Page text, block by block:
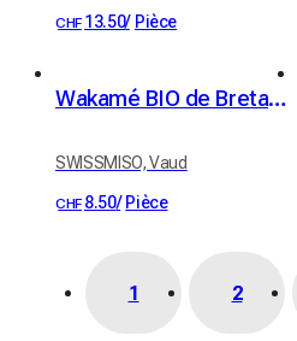
CHF 13.50/ Pièce
Wakamé BIO de Bretagne 30g
SWISSMISO, Vaud
CHF 8.50/ Pièce
1 2